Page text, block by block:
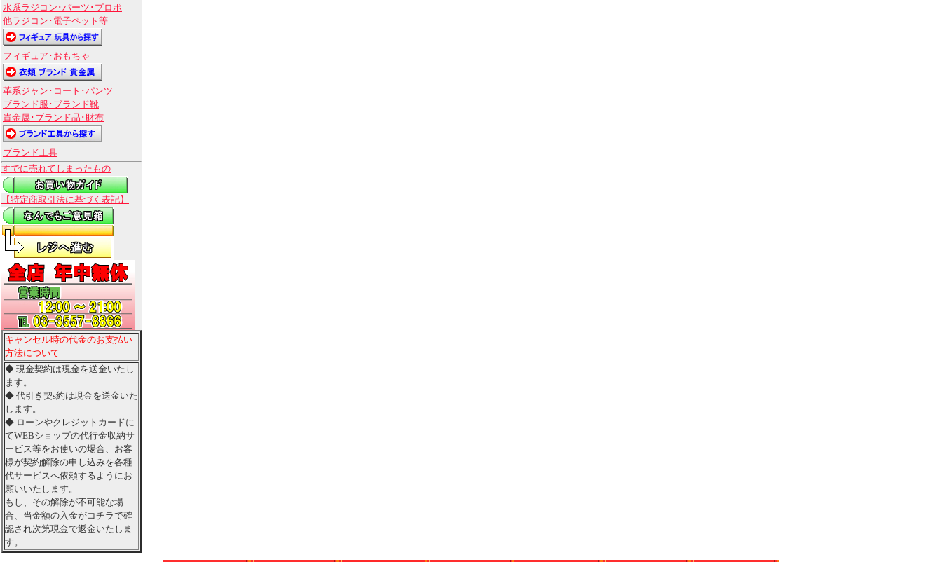
水系ラジコン･パーツ･プロポ
他ラジコン･電子ペット等
フィギュア･おもちゃ
革系ジャン･コート･パンツ
ブランド服･ブランド靴
貴金属･ブランド品･財布
ブランド工具
すでに売れてしまったもの
【特定商取引法に基づく表記】
キャンセル時の代金のお支払い
方法について
◆ 現金契約は現金を送金いたし
ます。
◆ 代引き契s約は現金を送金いた
します。
◆ ローンやクレジットカードに
てWEBショップの代行金収納サ
ービス等をお使いの場合、お客
様が契約解除の申し込みを各種
代サービスへ依頼するようにお
願いいたします。
もし、その解除が不可能な場
合、当金額の入金がコチラで確
認され次第現金で返金いたしま
す。